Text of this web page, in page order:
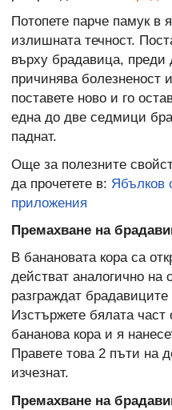
Потопете парче памук в
излишната течност.
върху брадавица, преди
причинява болезненост
поставете ново и го
една до две седмици
паднат.
Още за полезните
да прочетете в: Ябълков
приложения
Премахване на
В банановата кора са
действат аналогично на
разграждат
Изстържете бялата част
бананова кора и я
Правете това 2 пъти на
изчезнат.
Премахване на